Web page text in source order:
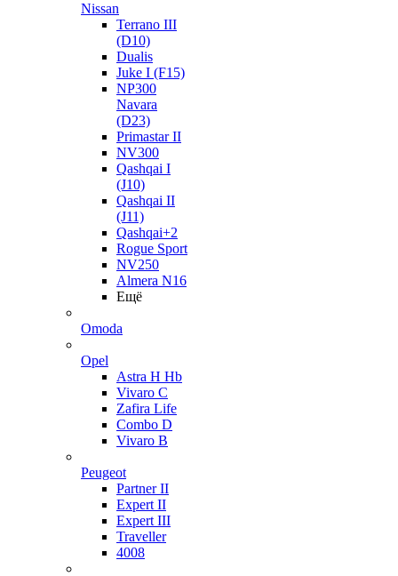
Nissan
Terrano III
(D10)
Dualis
Juke I (F15)
NP300
Navara
(D23)
Primastar II
NV300
Qashqai I
(J10)
Qashqai II
(J11)
Qashqai+2
Rogue Sport
NV250
Almera N16
Ещё
Omoda
Opel
Astra H Hb
Vivaro C
Zafira Life
Combo D
Vivaro B
Peugeot
Partner II
Expert II
Expert III
Traveller
4008